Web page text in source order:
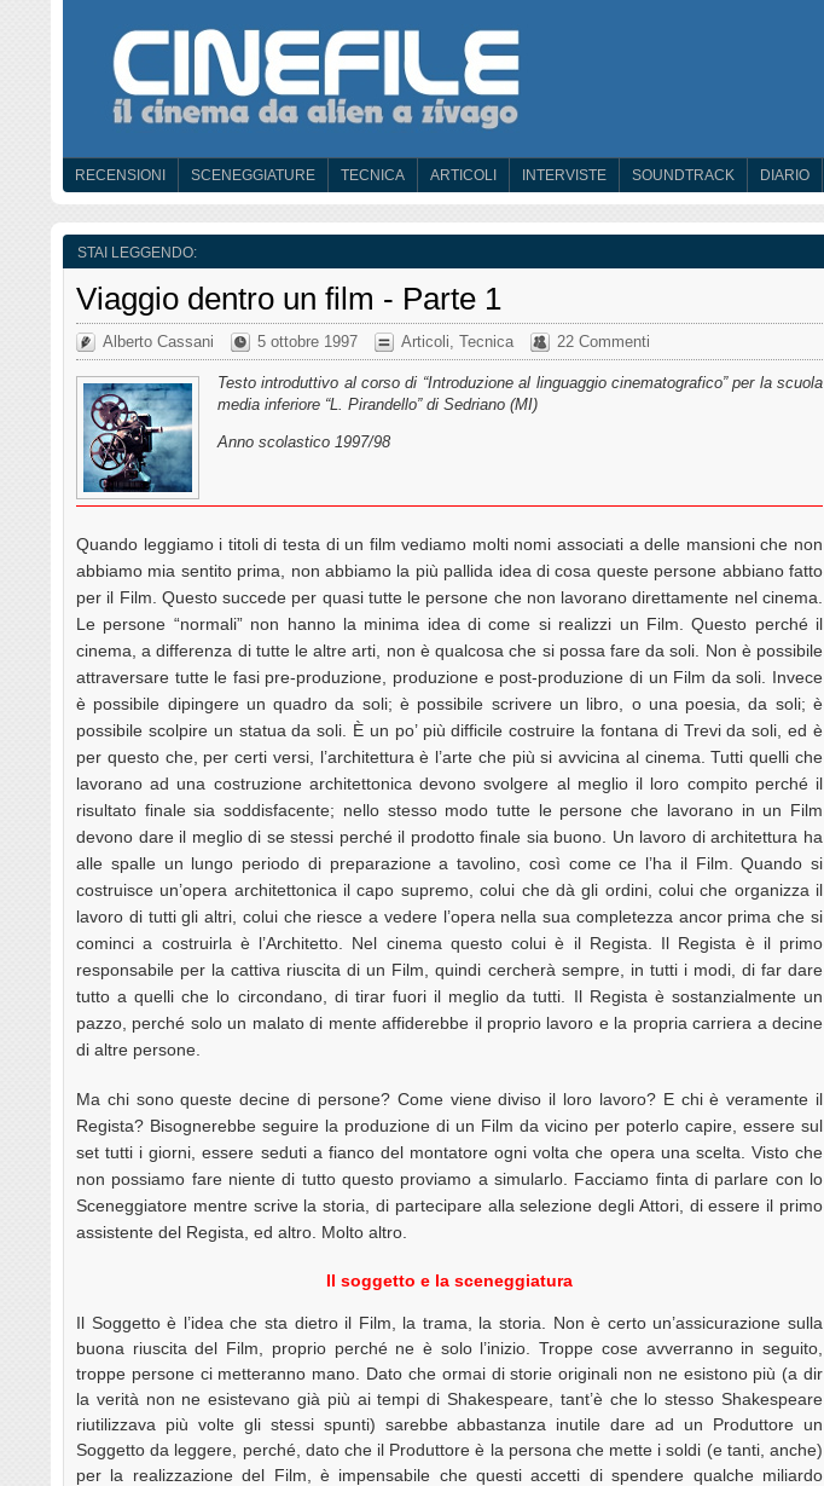
RECENSIONI SCENEGGIATURE TECNICA ARTICOLI INTERVISTE SOUNDTRACK DIARIO
STAI LEGGENDO:
Viaggio dentro un film - Parte 1
Alberto Cassani 5 ottobre 1997 Articoli Tecnica 22 Commenti
Testo introduttivo al corso di “Introduzione al linguaggio cinematografico” per la scuola
media inferiore “L. Pirandello” di Sedriano (MI)
Anno scolastico 1997/98
Quando leggiamo i titoli di testa di un film vediamo molti nomi associati a delle mansioni che non
abbiamo mia sentito prima, non abbiamo la più pallida idea di cosa queste persone abbiano fatto
per il Film. Questo succede per quasi tutte le persone che non lavorano direttamente nel cinema.
Le persone “normali” non hanno la minima idea di come si realizzi un Film. Questo perché il
cinema, a differenza di tutte le altre arti, non è qualcosa che si possa fare da soli. Non è possibile
attraversare tutte le fasi pre-produzione, produzione e post-produzione di un Film da soli. Invece
è possibile dipingere un quadro da soli; è possibile scrivere un libro, o una poesia, da soli; è
possibile scolpire un statua da soli. È un po’ più difficile costruire la fontana di Trevi da soli, ed è
per questo che, per certi versi, l’architettura è l’arte che più si avvicina al cinema. Tutti quelli che
lavorano ad una costruzione architettonica devono svolgere al meglio il loro compito perché il
risultato finale sia soddisfacente; nello stesso modo tutte le persone che lavorano in un Film
devono dare il meglio di se stessi perché il prodotto finale sia buono. Un lavoro di architettura ha
alle spalle un lungo periodo di preparazione a tavolino, così come ce l’ha il Film. Quando si
costruisce un’opera architettonica il capo supremo, colui che dà gli ordini, colui che organizza il
lavoro di tutti gli altri, colui che riesce a vedere l’opera nella sua completezza ancor prima che si
cominci a costruirla è l’Architetto. Nel cinema questo colui è il Regista. Il Regista è il primo
responsabile per la cattiva riuscita di un Film, quindi cercherà sempre, in tutti i modi, di far dare
tutto a quelli che lo circondano, di tirar fuori il meglio da tutti. Il Regista è sostanzialmente un
pazzo, perché solo un malato di mente affiderebbe il proprio lavoro e la propria carriera a decine
di altre persone.
Ma chi sono queste decine di persone? Come viene diviso il loro lavoro? E chi è veramente il
Regista? Bisognerebbe seguire la produzione di un Film da vicino per poterlo capire, essere sul
set tutti i giorni, essere seduti a fianco del montatore ogni volta che opera una scelta. Visto che
non possiamo fare niente di tutto questo proviamo a simularlo. Facciamo finta di parlare con lo
Sceneggiatore mentre scrive la storia, di partecipare alla selezione degli Attori, di essere il primo
assistente del Regista, ed altro. Molto altro.
Il soggetto e la sceneggiatura
Il Soggetto è l’idea che sta dietro il Film, la trama, la storia. Non è certo un’assicurazione sulla
buona riuscita del Film, proprio perché ne è solo l’inizio. Troppe cose avverranno in seguito,
troppe persone ci metteranno mano. Dato che ormai di storie originali non ne esistono più (a dir
la verità non ne esistevano già più ai tempi di Shakespeare, tant’è che lo stesso Shakespeare
riutilizzava più volte gli stessi spunti) sarebbe abbastanza inutile dare ad un Produttore un
Soggetto da leggere, perché, dato che il Produttore è la persona che mette i soldi (e tanti, anche)
per la realizzazione del Film, è impensabile che questi accetti di spendere qualche miliardo